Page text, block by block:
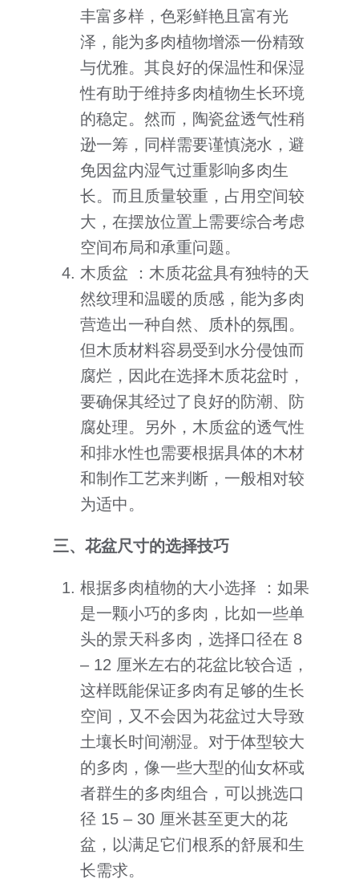
丰富多样，色彩鲜艳且富有光
泽，能为多肉植物增添一份精致
与优雅。其良好的保温性和保湿
性有助于维持多肉植物生长环境
的稳定。然而，陶瓷盆透气性稍
逊一筹，同样需要谨慎浇水，避
免因盆内湿气过重影响多肉生
长。而且质量较重，占用空间较
大，在摆放位置上需要综合考虑
空间布局和承重问题。
木质盆 ：木质花盆具有独特的天
然纹理和温暖的质感，能为多肉
营造出一种自然、质朴的氛围。
但木质材料容易受到水分侵蚀而
腐烂，因此在选择木质花盆时，
要确保其经过了良好的防潮、防
腐处理。另外，木质盆的透气性
和排水性也需要根据具体的木材
和制作工艺来判断，一般相对较
为适中。
三、花盆尺寸的选择技巧
根据多肉植物的大小选择 ：如果
是一颗小巧的多肉，比如一些单
头的景天科多肉，选择口径在 8
– 12 厘米左右的花盆比较合适，
这样既能保证多肉有足够的生长
空间，又不会因为花盆过大导致
土壤长时间潮湿。对于体型较大
的多肉，像一些大型的仙女杯或
者群生的多肉组合，可以挑选口
径 15 – 30 厘米甚至更大的花
盆，以满足它们根系的舒展和生
长需求。